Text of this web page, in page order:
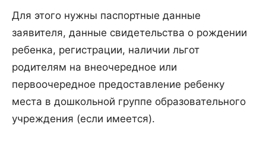
Для этого нужны паспортные данные
заявителя, данные свидетельства о рождении
ребенка, регистрации, наличии льгот
родителям на внеочередное или
первоочередное предоставление ребенку
места в дошкольной группе образовательного
учреждения (если имеется).